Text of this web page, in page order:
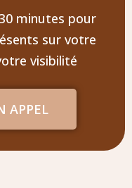
minutes pour
sur votre
visibilité
APPEL